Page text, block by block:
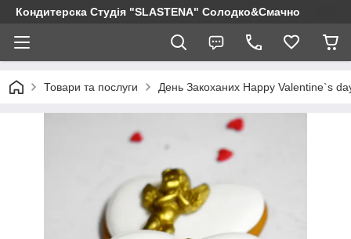
Кондитерска Студія "SLASTENA" Солодко&Смачно
Товари та послуги День Закоханих Happy Valentine`s